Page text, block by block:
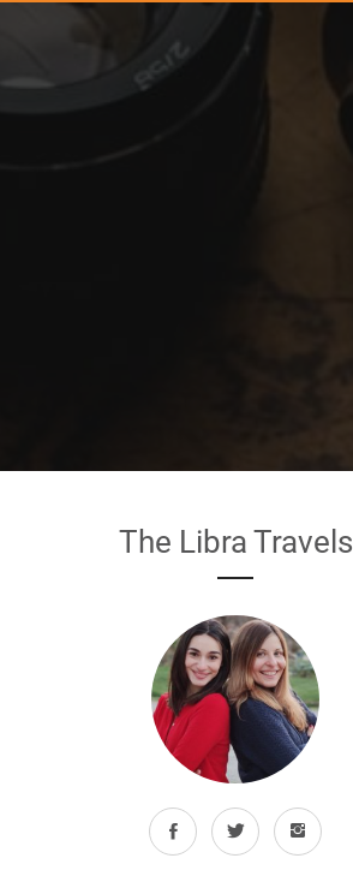
The Libra Travels